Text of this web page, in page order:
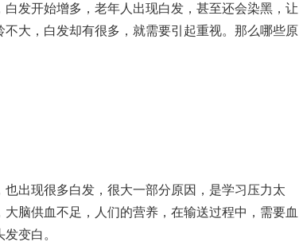
发开始增多，老年人出现白发，甚至还会染黑，让
大，白发却有很多，就需要引起重视。那么哪些原
出现很多白发，很大一部分原因，是学习压力太
脑供血不足，人们的营养，在输送过程中，需要血
变白。